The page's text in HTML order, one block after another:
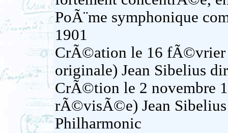
PoÃ¨me symphonique
1901
CrÃ©ation le 16
originale) Jean Sibelius
CrÃ©tion le 2 novembre
rÃ©visÃ©e) Jean
Philharmonic